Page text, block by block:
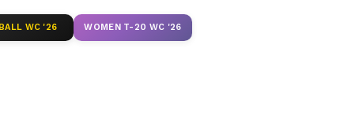
WC '26 WOMEN T-20 WC '26